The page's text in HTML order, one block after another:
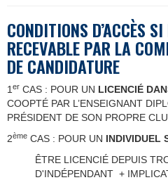
CONDITIONS D’ACCÈS
RECEVABLE PAR LA
DE CANDIDATURE
1 er CAS : POUR UN LICENCIÉ
COOPTÉ PAR L’ENSEIGNANT
PRÉSIDENT DE SON PROPRE
2ème CAS : POUR UN INDIVIDUEL
ÊTRE LICENCIÉ DEPUIS
D'INDÉPENDANT +